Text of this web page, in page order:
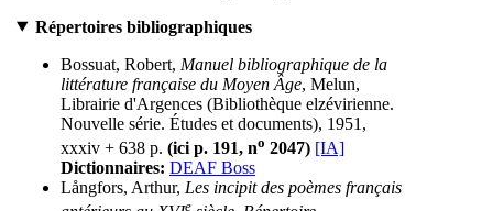
Répertoires bibliographiques
Bossuat, Robert, Manuel bibliographique de la
littérature française du Moyen Âge, Melun,
Librairie d'Argences (Bibliothèque elzévirienne.
Nouvelle série. Études et documents), 1951,
xxxiv + 638 p. (ici p. 191, no 2047) [IA]
Dictionnaires: DEAF Boss
Långfors, Arthur, Les incipit des poèmes français
e